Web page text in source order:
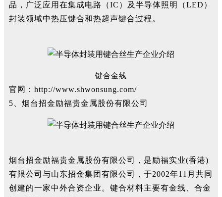
品，广泛应用在集成电路（IC）及半导体照明（LED）
封装领域中热压键合和热超声键合过程。
键合金线
官网： http://www.shwonsung.com/
5、烟台招金励福贵金属股份有限公司
烟台招金励福贵金属股份有限公司，是励福实业(香港)
有限公司与山东招金集团有限公司，于2002年11月共同
创建的一家中外合资企业。键合材料主要有金线、合金